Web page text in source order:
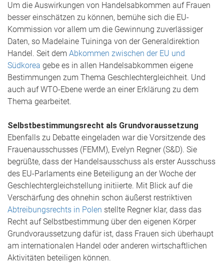
Um die Auswirkungen von Handelsabkommen auf Frauen
besser einschätzen zu können, bemühe sich die EU-
Kommission vor allem um die Gewinnung zuverlässiger
Daten, so Madelaine Tuininga von der Generaldirektion
Handel. Seit dem Abkommen zwischen der EU und
Südkorea gebe es in allen Handelsabkommen eigene
Bestimmungen zum Thema Geschlechtergleichheit. Und
auch auf WTO-Ebene werde an einer Erklärung zu dem
Thema gearbeitet.
Selbstbestimmungsrecht als Grundvoraussetzung
Ebenfalls zu Debatte eingeladen war die Vorsitzende des
Frauenausschusses (FEMM), Evelyn Regner (S&D). Sie
begrüßte, dass der Handelsausschuss als erster Ausschuss
des EU-Parlaments eine Beteiligung an der Woche der
Geschlechtergleichstellung initiierte. Mit Blick auf die
Verschärfung des ohnehin schon äußerst restriktiven
Abtreibungsrechts in Polen stellte Regner klar, dass das
Recht auf Selbstbestimmung über den eigenen Körper
Grundvoraussetzung dafür ist, dass Frauen sich überhaupt
am internationalen Handel oder anderen wirtschaftlichen
Aktivitäten beteiligen können.